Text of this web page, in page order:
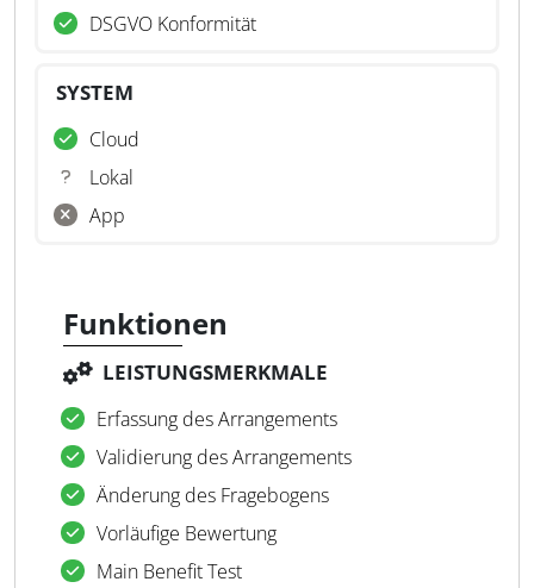
DSGVO Konformität
SYSTEM
Cloud
Lokal
App
Funktionen
LEISTUNGSMERKMALE
Erfassung des Arrangements
Validierung des Arrangements
Änderung des Fragebogens
Vorläufige Bewertung
Main Benefit Test